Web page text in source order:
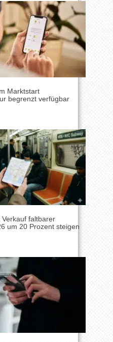
Marktstart
begrenzt verfügbar
faltbarer
um 20 Prozent steigen